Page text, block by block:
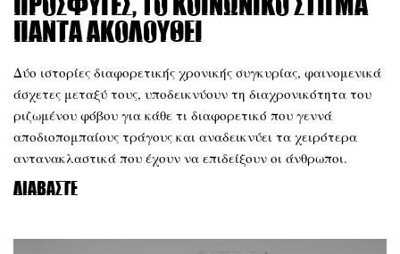
πρόσφυγες, το κοινωνικό στίγμα
πάντα ακολουθεί
Δύο ιστορίες διαφορετικής χρονικής συγκυρίας, φαινομενικά
άσχετες μεταξύ τους, υποδεικνύουν τη διαχρονικότητα του
ριζωμένου φόβου για κάθε τι διαφορετικό που γεννά
αποδιοπομπαίους τράγους και αναδεικνύει τα χειρότερα
αντανακλαστικά που έχουν να επιδείξουν οι άνθρωποι.
Διαβάστε